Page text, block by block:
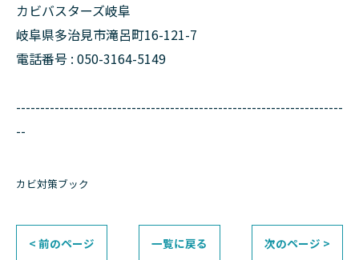
カビバスターズ岐阜
岐阜県多治見市滝呂町16-121-7
電話番号 : 050-3164-5149
--------------------------------------------------------------------
--
カビ対策ブック
< 前のページ 一覧に戻る 次のページ >